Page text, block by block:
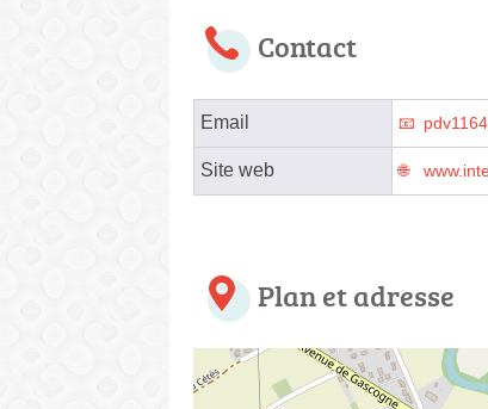
Contact
Email
Site web
Plan et adresse